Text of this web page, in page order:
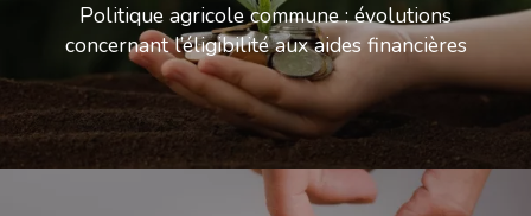
Politique agricole commune : évolutions
concernant l’éligibilité aux aides financières